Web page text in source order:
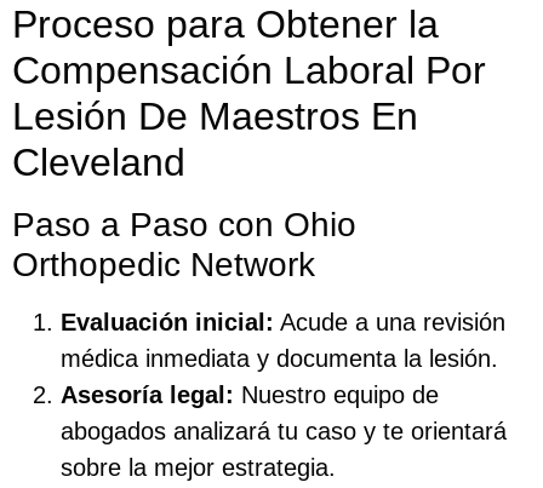
Proceso para Obtener la
Compensación Laboral Por
Lesión De Maestros En
Cleveland
Paso a Paso con Ohio
Orthopedic Network
Evaluación inicial: Acude a una revisión
médica inmediata y documenta la lesión.
Asesoría legal: Nuestro equipo de
abogados analizará tu caso y te orientará
sobre la mejor estrategia.